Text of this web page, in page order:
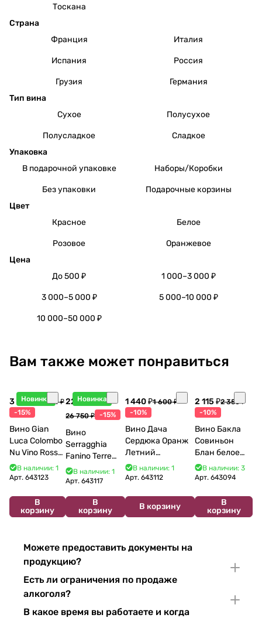
Тоскана
Страна
Франция
Италия
Испания Россия
Грузия
Германия
Тип вина
Сухое
Полусухое
Полусладкое
Сладкое
Упаковка
В подарочной упаковке
Наборы/Коробки
Без упаковки
Подарочные корзины
Цвет
Красное
Белое
Розовое
Оранжевое
Цена
До 500 ₽
1 000–3 000 ₽
3 000–5 000 ₽ 5 000–10 000 ₽
10 000–50 000 ₽
Вам также может понравиться
Новинка
3 998 ₽4 704 ₽
-15%
Вино Gian
Luca Colombo
Nu Vino Rosso
2025 750 мл
В наличии: 1
Арт. 643123
В
корзину
Новинка
22 738 ₽
26 750 ₽ -15%
Вино
Serragghia
Fanino Terre
Siciliane IGP
2022 750 мл
В наличии: 1
Арт.643117
В
корзину
1 440 ₽1 600 ₽
-10%
Вино Дача
Сердюка Оранж
Летний
Сибирьковый
2024 750 мл
В наличии: 1
Арт. 643112
В корзину
2 115 ₽2 350 ₽
-10%
Вино Бакла
Совиньон
Блан белое
сухое 750 мл
12%
В наличии: 3
Арт.643094
В
корзину
Можете предоставить документы на
продукцию?
Есть ли ограничения по продаже
алкоголя?
В какое время вы работаете и когда